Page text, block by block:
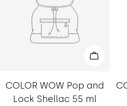
In den
Typ:
COLOR WOW Pop and
Lock Shellac 55 ml